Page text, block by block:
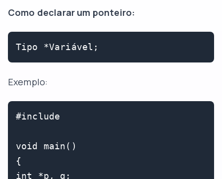
Como declarar um ponteiro:
Exemplo:
#include
void main()
{
int *p, q;